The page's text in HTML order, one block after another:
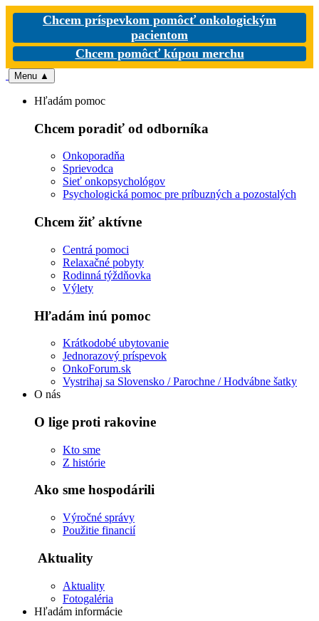
Chcem príspevkom pomôcť onkologickým
pacientom
Chcem pomôcť kúpou merchu
Menu ▲
Hľadám pomoc
Chcem poradiť od odborníka
Onkoporadňa
Sprievodca
Sieť onkopsychológov
Psychologická pomoc pre príbuzných a pozostalých
Chcem žiť aktívne
Centrá pomoci
Relaxačné pobyty
Rodinná týždňovka
Výlety
Hľadám inú pomoc
Krátkodobé ubytovanie
Jednorazový príspevok
OnkoForum.sk
Vystrihaj sa Slovensko / Parochne / Hodvábne šatky
O nás
O lige proti rakovine
Kto sme
Z histórie
Ako sme hospodárili
Výročné správy
Použitie financií
Aktuality
Aktuality
Fotogaléria
Hľadám informácie